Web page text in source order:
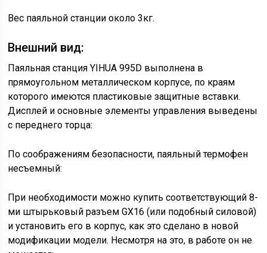
Вес паяльной станции около 3кг.
Внешний вид:
Паяльная станция YIHUA 995D выполнена в
прямоугольном металлическом корпусе, по краям
которого имеются пластиковые защитные вставки.
Дисплей и основные элементы управления выведены
с переднего торца:
По соображениям безопасности, паяльный термофен
несъемный:
При необходимости можно купить соответствующий 8-
ми штырьковый разъем GX16 (или подобный силовой)
и установить его в корпус, как это сделано в новой
модификации модели. Несмотря на это, в работе он не